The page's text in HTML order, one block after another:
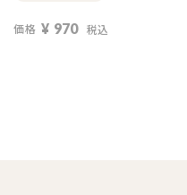
価格 ¥ 970 税込